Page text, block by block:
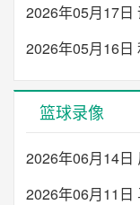
篮球录像